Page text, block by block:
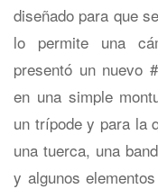
diseñado para que
lo permite una
presentó un nuevo
en una simple
un trípode y para la
una tuerca, una
y algunos